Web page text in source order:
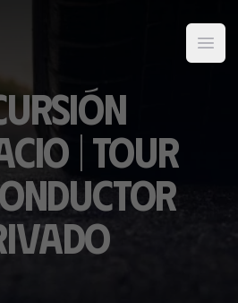
| Tour